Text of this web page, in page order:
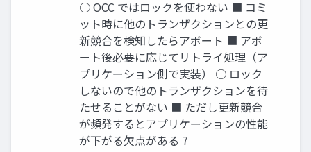
○ OCC ではロックを使わない ■ コミ
ット時に他のトランザクションとの更
新競合を検知したらアボート ■ アボ
ート後必要に応じてリトライ処理（ア
プリケーション側で実装） ○ ロック
しないので他のトランザクションを待
たせることがない ■ ただし更新競合
が頻発するとアプリケーションの性能
が下がる欠点がある 7